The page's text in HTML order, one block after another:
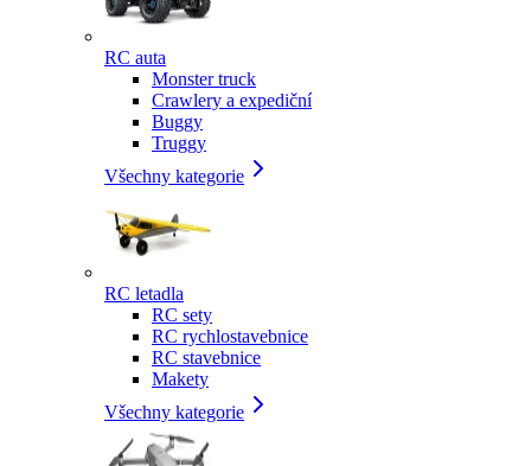
RC auta
Monster truck
Crawlery a expediční
Buggy
Truggy
Všechny kategorie
RC letadla
RC sety
RC rychlostavebnice
RC stavebnice
Makety
Všechny kategorie